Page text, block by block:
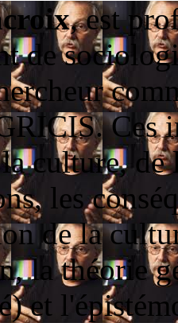
, est
de
Ces
culture, de
les
de la
la théorie
et